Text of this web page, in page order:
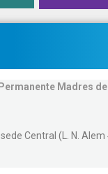
Madres
Central (L. N. Alem